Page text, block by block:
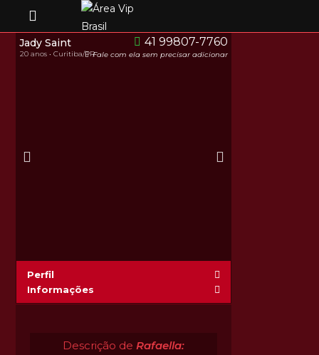
41 99807-7760
Fale com ela sem precisar adicionar
Jady Saint
20 anos • Curitiba/PR
Perfil
Informações
Descrição deRafaella: